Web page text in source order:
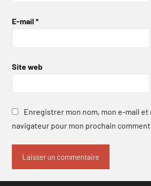
E-mail *
Site web
Enregistrer mon nom, mon e-mail et
navigateur pour mon prochain